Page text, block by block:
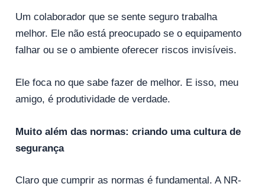
Um colaborador que se sente seguro trabalha
melhor. Ele não está preocupado se o equipamento
falhar ou se o ambiente oferecer riscos invisíveis.
Ele foca no que sabe fazer de melhor. E isso, meu
amigo, é produtividade de verdade.
Muito além das normas: criando uma cultura de
segurança
Claro que cumprir as normas é fundamental. A NR-